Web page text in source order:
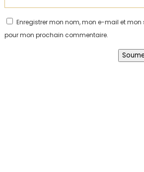
Enregistrer mon nom, mon e-mail et
pour mon prochain commentaire.